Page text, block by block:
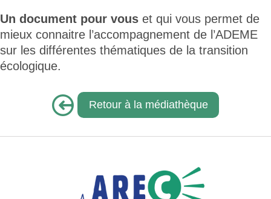
Un document pour vous et qui vous permet de
mieux connaitre l’accompagnement de l’ADEME
sur les différentes thématiques de la transition
écologique.
Retour à la médiathèque